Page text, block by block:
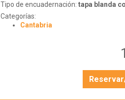
Tipo de encuadernación: tapa blanda
Categorías:
Cantabria